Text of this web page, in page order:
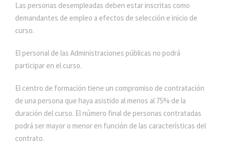
Las personas desempleadas deben estar inscritas como
demandantes de empleo a efectos de selección e inicio de
curso.
El personal de las Administraciones públicas no podrá
participar en el curso.
El centro de formación tiene un compromiso de contratación
de una persona que haya asistido al menos al 75% de la
duración del curso. El número final de personas contratadas
podrá ser mayor o menor en función de las características del
contrato.